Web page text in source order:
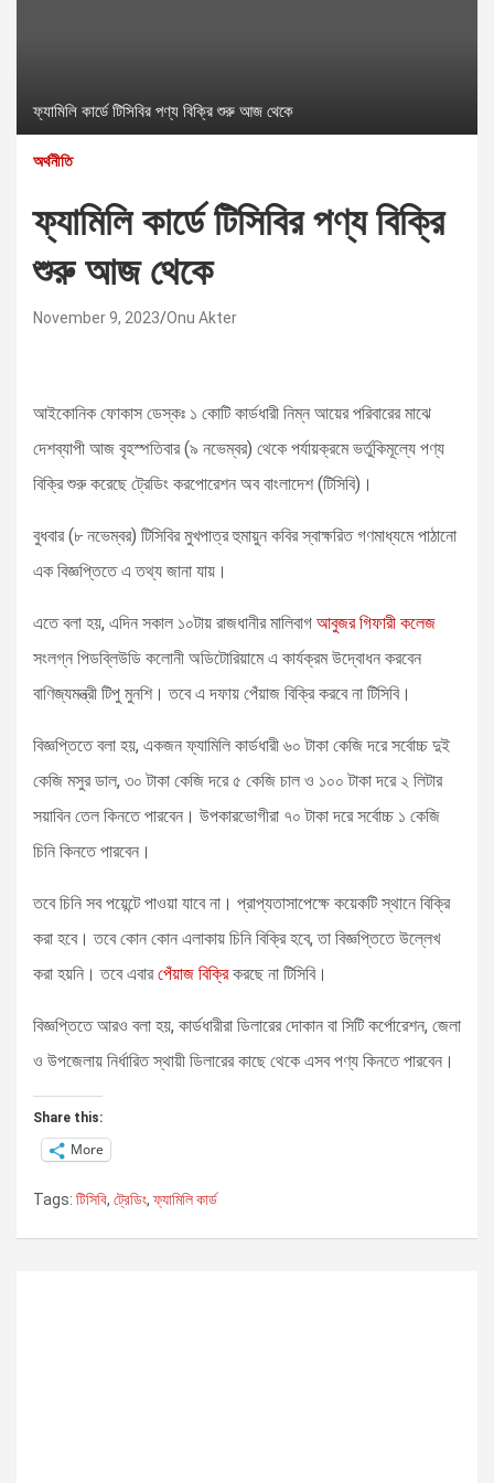
ফ্যামিলি কার্ডে টিসিবির পণ্য বিক্রি শুরু আজ থেকে
অর্থনীতি
ফ্যামিলি কার্ডে টিসিবির পণ্য বিক্রি
শুরু আজ থেকে
November 9, 2023 Onu Akter
আইকোনিক ফোকাস ডেস্কঃ ১ কোটি কার্ডধারী নিম্ন আয়ের পরিবারের মাঝে
দেশব্যাপী আজ বৃহস্পতিবার (৯ নভেম্বর) থেকে পর্যায়ক্রমে ভর্তুকিমূল্যে পণ্য
বিক্রি শুরু করেছে ট্রেডিং করপোরেশন অব বাংলাদেশ (টিসিবি)।
বুধবার (৮ নভেম্বর) টিসিবির মুখপাত্র হুমায়ুন কবির স্বাক্ষরিত গণমাধ্যমে পাঠানো
এক বিজ্ঞপ্তিতে এ তথ্য জানা যায়।
এতে বলা হয়, এদিন সকাল ১০টায় রাজধানীর মালিবাগ আবুজর গিফারী কলেজ
সংলগ্ন পিডব্লিউডি কলোনী অডিটোরিয়ামে এ কার্যক্রম উদ্বোধন করবেন
বাণিজ্যমন্ত্রী টিপু মুনশি। তবে এ দফায় পেঁয়াজ বিক্রি করবে না টিসিবি।
বিজ্ঞপ্তিতে বলা হয়, একজন ফ্যামিলি কার্ডধারী ৬০ টাকা কেজি দরে সর্বোচ্চ দুই
কেজি মসুর ডাল, ৩০ টাকা কেজি দরে ৫ কেজি চাল ও ১০০ টাকা দরে ২ লিটার
সয়াবিন তেল কিনতে পারবেন। উপকারভোগীরা ৭০ টাকা দরে সর্বোচ্চ ১ কেজি
চিনি কিনতে পারবেন।
তবে চিনি সব পয়েন্টে পাওয়া যাবে না। প্রাপ্যতাসাপেক্ষে কয়েকটি স্থানে বিক্রি
করা হবে। তবে কোন কোন এলাকায় চিনি বিক্রি হবে, তা বিজ্ঞপ্তিতে উল্লেখ
করা হয়নি। তবে এবারপেঁয়াজ বিক্রিকরছে না টিসিবি।
বিজ্ঞপ্তিতে আরও বলা হয়, কার্ডধারীরা ডিলারের দোকান বা সিটি কর্পোরেশন, জেলা
ও উপজেলায় নির্ধারিত স্থায়ী ডিলারের কাছে থেকে এসব পণ্য কিনতে পারবেন।
Share this:
More
Tags: টিসিবি, ট্রেডিং,ফ্যামিলি কার্ড